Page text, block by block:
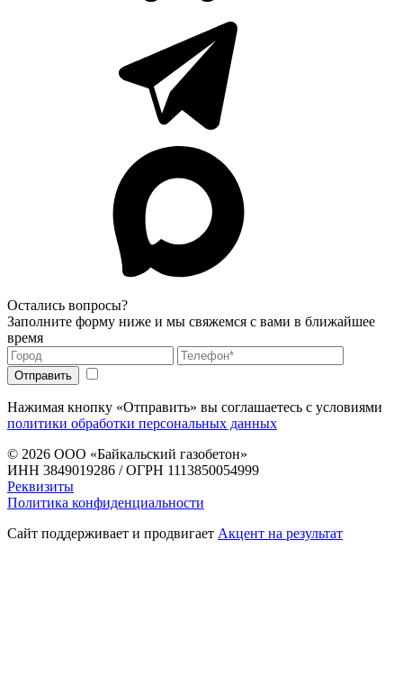
Остались вопросы?
Заполните форму ниже и мы свяжемся с вами в ближайшее
время
Нажимая кнопку «Отправить» вы соглашаетесь с условиями
политики обработки персональных данных
© 2026 ООО «Байкальский газобетон»
ИНН 3849019286 / ОГРН 1113850054999
Реквизиты
Политика конфиденциальности
Сайт поддерживает и продвигает Акцент на результат